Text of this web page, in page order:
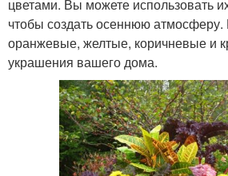
цветами. Вы можете использовать
чтобы создать осеннюю атмосферу.
оранжевые, желтые, коричневые и
украшения вашего дома.